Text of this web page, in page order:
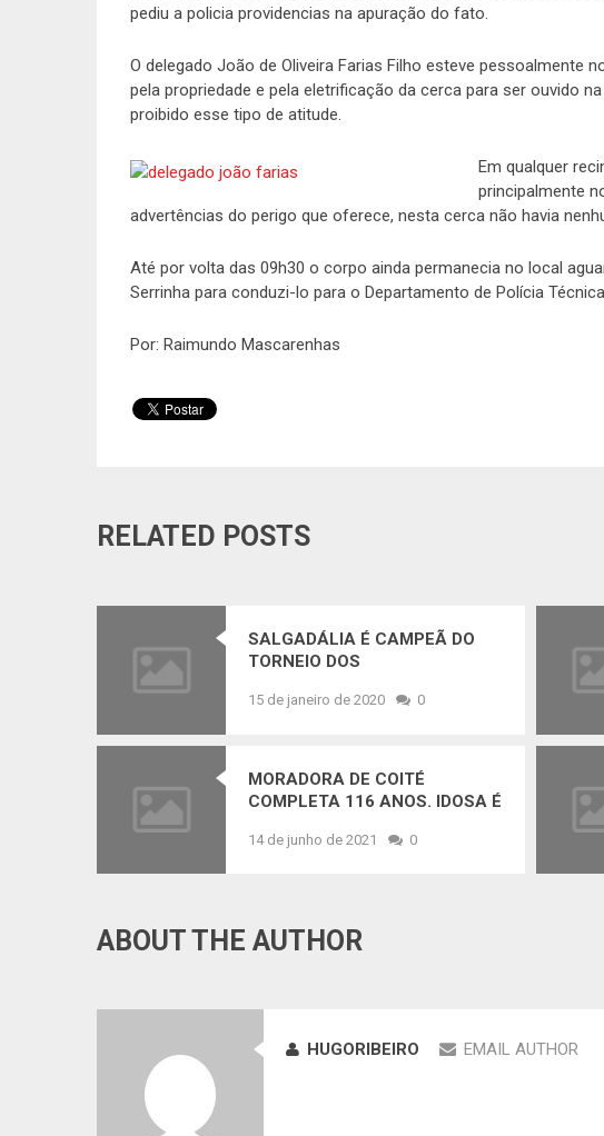
pediu a policia providencias na apuração do fato.
O delegado João de Oliveira Farias Filho esteve pessoalmente
pela propriedade e pela eletrificação da cerca para ser ouvido
proibido esse tipo de atitude.
Em qualquer
principalmente
advertências do perigo que oferece, nesta cerca não havia
Até por volta das 09h30 o corpo ainda permanecia no local
Serrinha para conduzi-lo para o Departamento de Polícia
Por: Raimundo Mascarenhas
RELATED POSTS
SALGADÁLIA É CAMPEÃ DO
TORNEIO DOS
DO SISAL E BACIA DO JACUIPE
15 de janeiro de 2020 0
MORADORA DE COITÉ
COMPLETA 116 ANOS. IDOSA É
SEGUNDA DO BRASIL E
14 de junho de 2021 0
ABOUT THE AUTHOR
HUGORIBEIRO EMAIL AUTHOR